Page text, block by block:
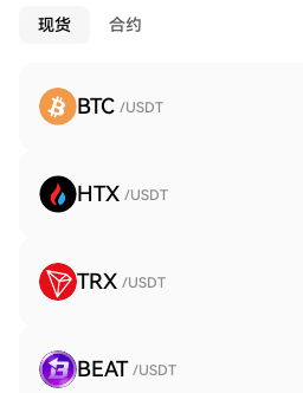
现货 合约
BTC /USDT
HTX /USDT
TRX /USDT
BEAT /USDT